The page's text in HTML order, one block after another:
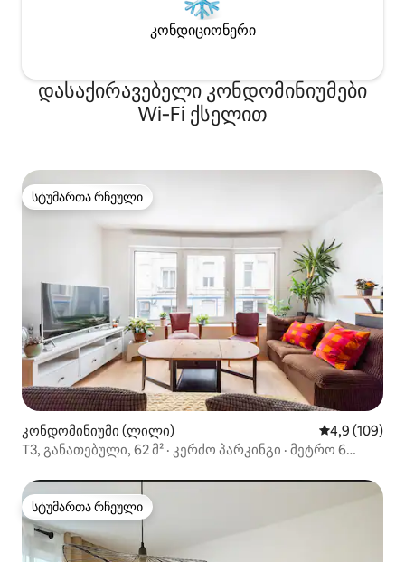
კონდიციონერი
დასაქირავებელი კონდომინიუმები
Wi‑Fi ქსელით
სტუმართა რჩეული
სტუმართა რჩეული
კონდომინიუმი (ლილი) საშუალო
4,9 (109)
T3, განათებული, 62 მ² · კერძო პარკინგი · მეტრო 6
სტუმართა რჩეული
სტუმართა რჩეული